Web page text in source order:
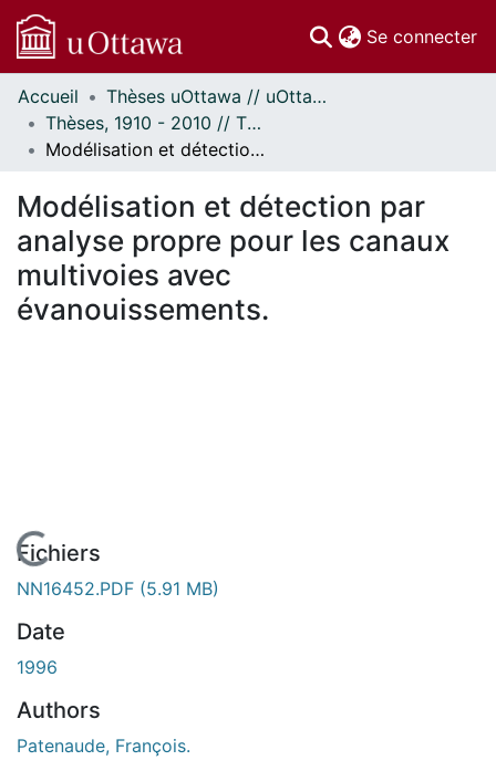
Se connecter
Communautés
et collections
Parcourir
À propos
Accueil
Thèses uOttawa // uOttawa Theses
Thèses, 1910 - 2010 // Theses, 1910 - 2010
Modélisation et détection par analyse propre pour les canaux multivoies avec évanouissements.
Modélisation et détection par
analyse propre pour les canaux
multivoies avec
évanouissements.
En cours de chargement...
Fichiers
NN16452.PDF (5.91 MB)
Date
1996
Authors
Patenaude, François.